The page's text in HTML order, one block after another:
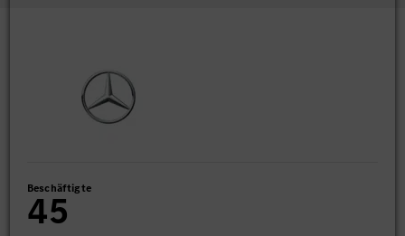
Beschäftigte
45